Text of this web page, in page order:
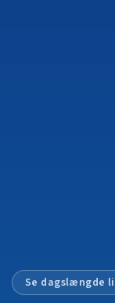
Se dagslængde